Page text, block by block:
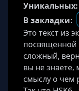
Уникальных:
В закладки:
Это текст из
посвященной
сложный,
вы не знаете,
смыслу о чем